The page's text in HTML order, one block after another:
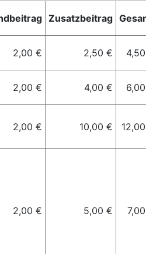
Zusatzbeitrag
2,00 € 2,50 €
2,00 € 4,00 €
2,00 € 10,00 €
2,00 € 5,00 €